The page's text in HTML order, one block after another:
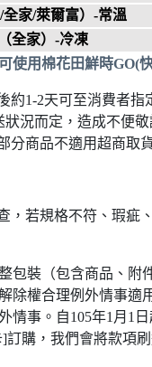
家/萊爾富） -常溫
全家）-冷凍
使用棉花田鮮時GO(
約1-2天可至消費者指
況而定，造成不便敬
分商品不適用超商取
，若規格不符、瑕疵
包裝（包含商品、附
除權合理例外情事適
情事。自105年1月1
訂購，我們會將款項